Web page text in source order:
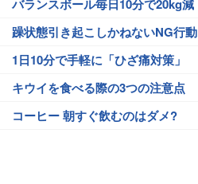
バランスボール毎日10分で20kg減
躁状態引き起こしかねないNG行動
1日10分で手軽に「ひざ痛対策」
キウイを食べる際の3つの注意点
コーヒー 朝すぐ飲むのはダメ?